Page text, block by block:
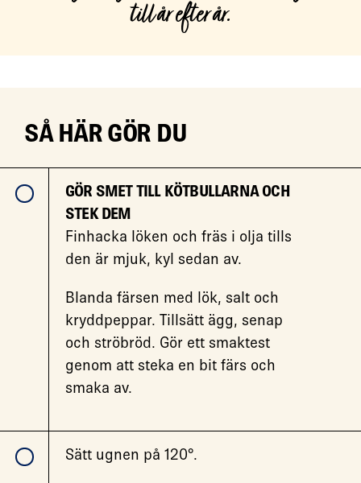
till år efter år.
SÅ HÄR GÖR DU
GÖR SMET TILL KÖTBULLARNA OCH
STEK DEM
Finhacka löken och fräs i olja tills
den är mjuk, kyl sedan av.
Blanda färsen med lök, salt och
kryddpeppar. Tillsätt ägg, senap
och ströbröd. Gör ett smaktest
genom att steka en bit färs och
smaka av.
Sätt ugnen på 120°.